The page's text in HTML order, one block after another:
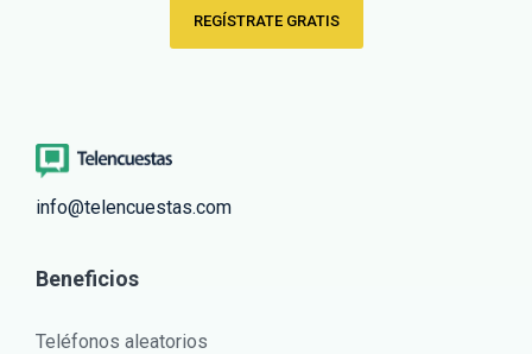
REGÍSTRATE GRATIS
info@telencuestas.com
Beneficios
Teléfonos aleatorios